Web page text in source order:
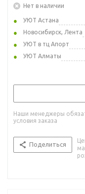
Нет в наличии
УЮТ Астана
Новосибирск, Лента
УЮТ в тц Апорт
УЮТ Алматы
Наши менеджеры
условия заказа
Поделиться